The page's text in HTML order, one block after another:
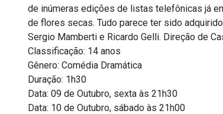
de inúmeras edições de listas telefônicas já
de flores secas. Tudo parece ter sido
Sergio Mamberti e Ricardo Gelli. Direção de
Classificação: 14 anos
Gênero: Comédia Dramática
Duração: 1h30
Data: 09 de Outubro, sexta às 21h30
Data: 10 de Outubro, sábado às 21h00